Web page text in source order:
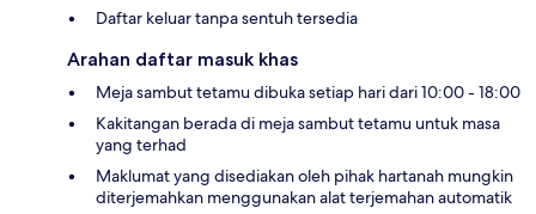
Daftar keluar tanpa sentuh tersedia
Arahan daftar masuk khas
Meja sambut tetamu dibuka setiap hari dari 10:00 - 18:00
Kakitangan berada di meja sambut tetamu untuk masa
yang terhad
Maklumat yang disediakan oleh pihak hartanah mungkin
diterjemahkan menggunakan alat terjemahan automatik